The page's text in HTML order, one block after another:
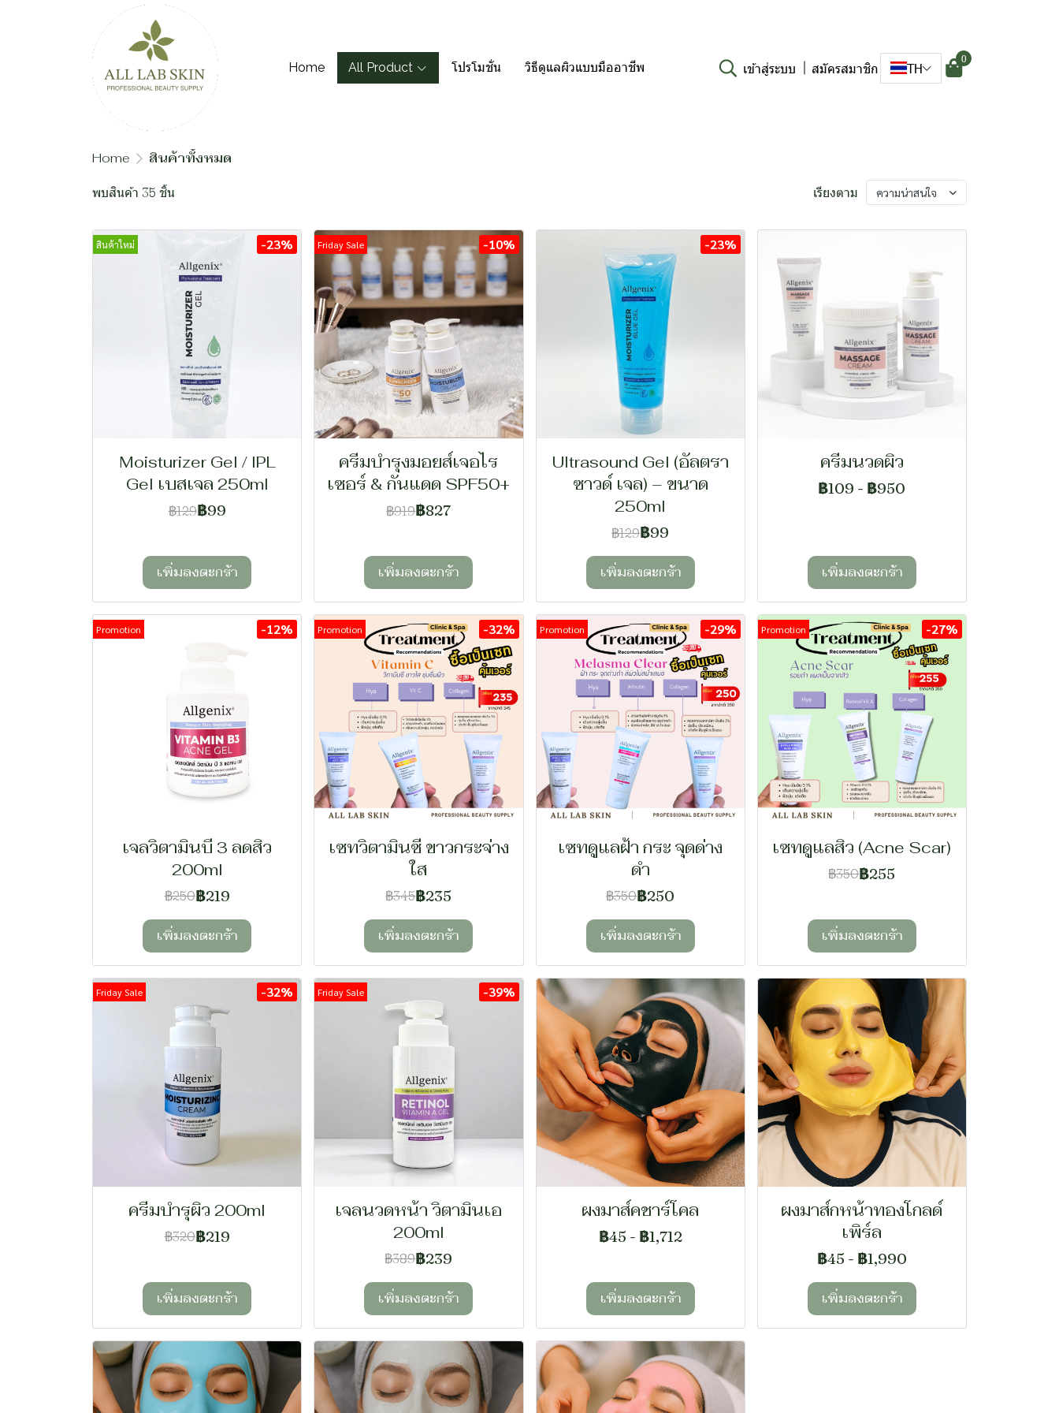
Home All Product โปรโมชั่น วิธีดูแลผิวแบบมืออาชีพ เข้าสู่ระบบ สมัครสมาชิก TH
0
Home สินค้าทั้งหมด
พบสินค้า 35 ชิ้น เรียงตาม ความน่าสนใจ
สินค้าใหม่ -23%
Moisturizer Gel / IPL
Gel เบสเจล 250ml
฿129฿99
เพิ่มลงตะกร้า
Friday Sale -10%
ครีมบำรุงมอยส์เจอไร
เซอร์ & กันแดด SPF50+
฿919฿827
เพิ่มลงตะกร้า
-23%
Ultrasound Gel (อัลตรา
ซาวด์ เจล) – ขนาด
250ml
฿129฿99
เพิ่มลงตะกร้า
ครีมนวดผิว
฿109 - ฿950
เพิ่มลงตะกร้า
Promotion -12%
เจลวิตามินบี 3 ลดสิว
200ml
฿250฿219
เพิ่มลงตะกร้า
Promotion -32%
เซทวิตามินซี ขาวกระจ่าง
ใส
฿345฿235
เพิ่มลงตะกร้า
Promotion -29%
เซทดูแลฝ้า กระ จุดด่าง
ดำ
฿350฿250
เพิ่มลงตะกร้า
Promotion -27%
เซทดูแลสิว (Acne Scar)
฿350฿255
เพิ่มลงตะกร้า
Friday Sale -32%
ครีมบำรุผิว 200ml
฿320฿219
เพิ่มลงตะกร้า
Friday Sale -39%
เจลนวดหน้า วิตามินเอ
200ml
฿389฿239
เพิ่มลงตะกร้า
ผงมาส์คชาร์โคล
฿45- ฿1,712
เพิ่มลงตะกร้า
ผงมาส์กหน้าทองโกลด์
เพิร์ล
฿45- ฿1,990
เพิ่มลงตะกร้า